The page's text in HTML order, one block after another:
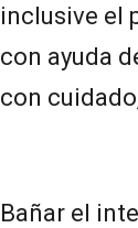
inclusive el
con ayuda
con
Bañar el